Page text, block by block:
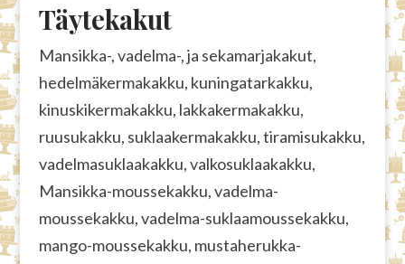
Täytekakut
Mansikka-, vadelma-, ja sekamarjakakut,
hedelmäkermakakku, kuningatarkakku,
kinuskikermakakku, lakkakermakakku,
ruusukakku, suklaakermakakku, tiramisukakku,
vadelmasuklaakakku, valkosuklaakakku,
Mansikka-moussekakku, vadelma-
moussekakku, vadelma-suklaamoussekakku,
mango-moussekakku, mustaherukka-